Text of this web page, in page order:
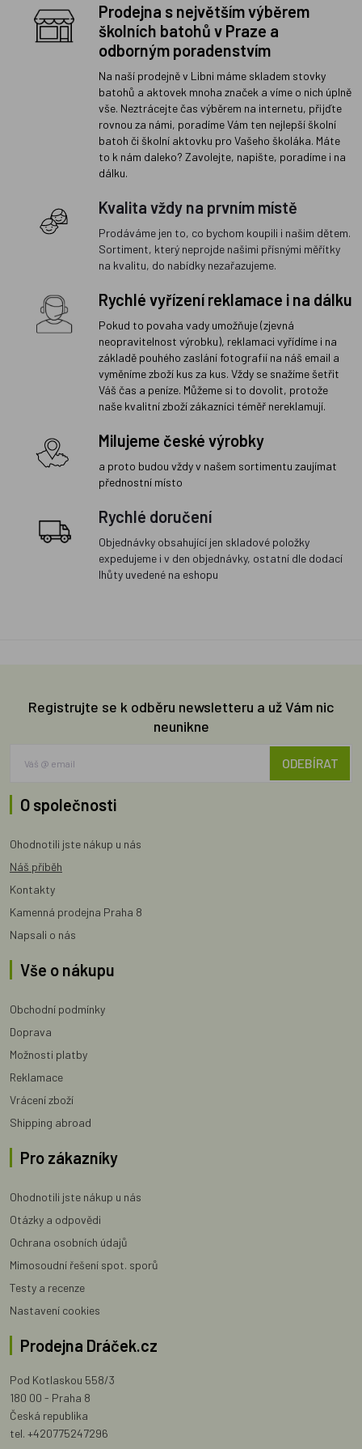
Prodejna s největším výběrem
školních batohů v Praze a
odborným poradenstvím
Na naší prodejně v Libni máme skladem stovky
batohů a aktovek mnoha značek a víme o nich úplně
vše. Neztrácejte čas výběrem na internetu, přijďte
rovnou za námi, poradíme Vám ten nejlepší školní
batoh či školní aktovku pro Vašeho školáka. Máte
to k nám daleko? Zavolejte, napište, poradíme i na
dálku.
Kvalita vždy na prvním místě
Prodáváme jen to, co bychom koupili i našim dětem.
Sortiment, který neprojde našimi přísnými měřítky
na kvalitu, do nabídky nezařazujeme.
Rychlé vyřízení reklamace i na dálku
Pokud to povaha vady umožňuje (zjevná
neopravitelnost výrobku), reklamaci vyřídíme i na
základě pouhého zaslání fotografií na náš email a
vyměníme zboží kus za kus. Vždy se snažíme šetřit
Váš čas a peníze. Můžeme si to dovolit, protože
naše kvalitní zboží zákazníci téměř nereklamují.
Milujeme české výrobky
a proto budou vždy v našem sortimentu zaujímat
přednostní místo
Rychlé doručení
Objednávky obsahující jen skladové položky
expedujeme i v den objednávky, ostatní dle dodací
lhůty uvedené na eshopu
Registrujte se k odběru newsletteru a už Vám nic
neunikne
ODEBÍRAT
O společnosti
Ohodnotili jste nákup u nás
Náš příběh
Kontakty
Kamenná prodejna Praha 8
Napsali o nás
Vše o nákupu
Obchodní podmínky
Doprava
Možnosti platby
Reklamace
Vrácení zboží
Shipping abroad
Pro zákazníky
Ohodnotili jste nákup u nás
Otázky a odpovědi
Ochrana osobních údajů
Mimosoudní řešení spot. sporů
Testy a recenze
Nastavení cookies
Prodejna Dráček.cz
Pod Kotlaskou 558/3
180 00 - Praha 8
Česká republika
tel. +420775247296